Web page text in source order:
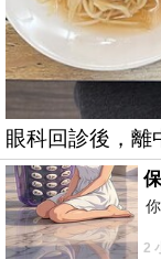
眼科回診後，離
2